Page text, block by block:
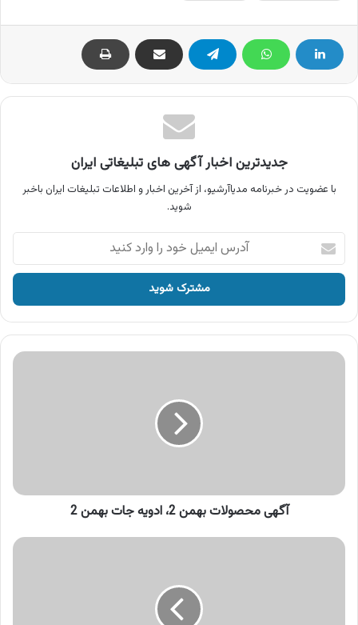
جدیدترین اخبار آگهی های تبلیغاتی ایران
با عضویت در خبرنامه مدیاآرشیو، از آخرین اخبار و اطلاعات تبلیغات ایران باخبر
شوید.
آدرس
ایمیل
خود
وارد
کنید
آگهی
آگهی محصولات بهمن 2، ادویه جات بهمن 2
آگهی